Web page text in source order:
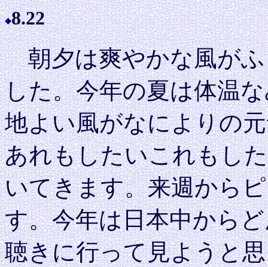
8.22
朝夕は爽やかな風がふ
した。今年の夏は体温
地よい風がなによりの
あれもしたいこれもし
いてきます。来週から
す。今年は日本中から
聴きに行って見ようと